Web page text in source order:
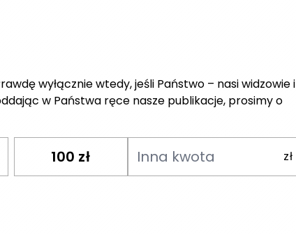
wyłącznie wtedy, jeśli Państwo – nasi widzowie i
w Państwa ręce nasze publikacje, prosimy o
100 zł